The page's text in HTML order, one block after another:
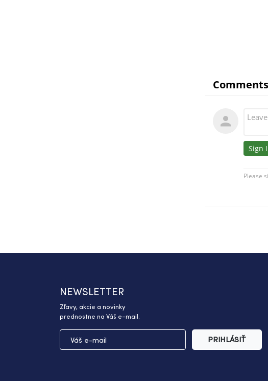
NEWSLETTER
Zľavy, akcie a novinky
prednostne na Váš e-mail.
PRIHLÁSIŤ